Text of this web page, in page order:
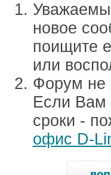
новое
поищите
или
Форум не
Если Вам
сроки -
офис D-